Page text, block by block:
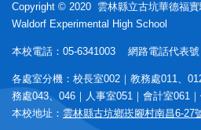
專
區
相
關
連
結
Copyright © 2020 雲林縣立古坑華德福
Waldorf Experimental High School
本校電話：05-6341003 網路電話代表號
各處室分機：校長室002｜教務處011、
務處043、046｜人事室051｜會計室061
本校地址： 雲林縣古坑鄉崁腳村南昌6-27